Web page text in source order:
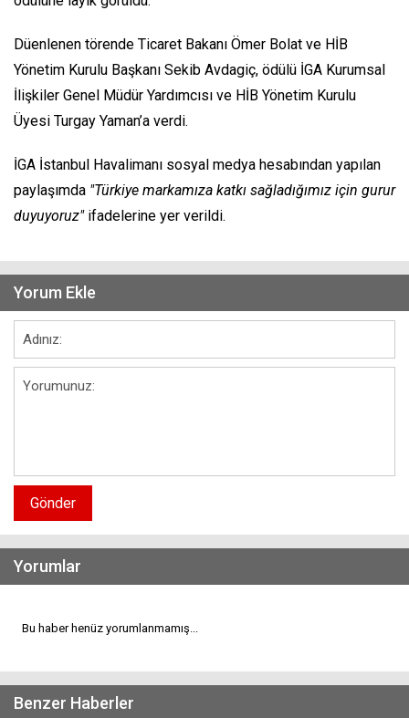
Düenlenen törende Ticaret Bakanı Ömer Bolat ve HİB
Yönetim Kurulu Başkanı Sekib Avdagiç, ödülü İGA Kurumsal
İlişkiler Genel Müdür Yardımcısı ve HİB Yönetim Kurulu
Üyesi Turgay Yaman’a verdi.
İGA İstanbul Havalimanı sosyal medya hesabından yapılan
paylaşımda "Türkiye markamıza katkı sağladığımız için gurur
duyuyoruz"ifadelerine yer verildi.
Yorum Ekle
Gönder
Yorumlar
Bu haber henüz yorumlanmamış...
Benzer Haberler